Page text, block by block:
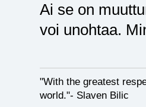
Ai se on
voi unohtaa.
"With the greatest
world."- Slaven Bilic